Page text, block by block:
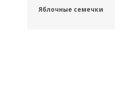
Яблочные семечки